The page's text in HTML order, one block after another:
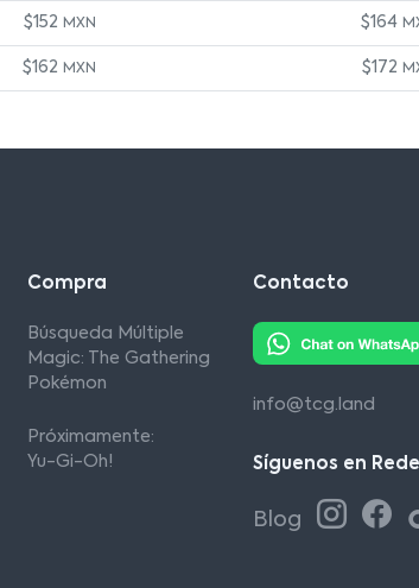
$152 MXN $164
$162 MXN $172
Compra
Búsqueda Múltiple
Magic: The Gathering
Pokémon
Próximamente:
Yu-Gi-Oh!
Contacto
info@tcg.land
Síguenos en
Blog